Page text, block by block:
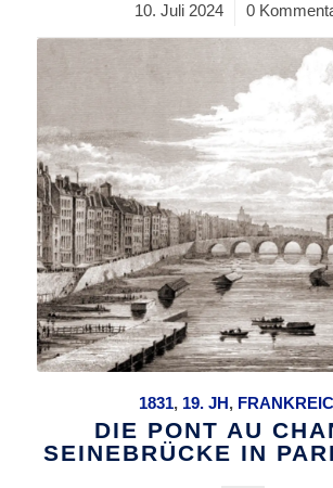
10. Juli 2024
/ 0
1831, 19. JH,
DIE PONT AU
SEINEBRÜCKE IN